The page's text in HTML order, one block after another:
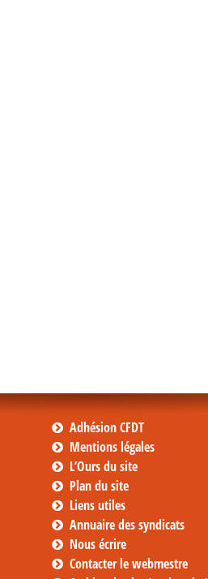
Adhésion CFDT
Mentions légales
L’Ours du site
Plan du site
Liens utiles
Annuaire des syndicats
Nous écrire
Contacter le webmestre